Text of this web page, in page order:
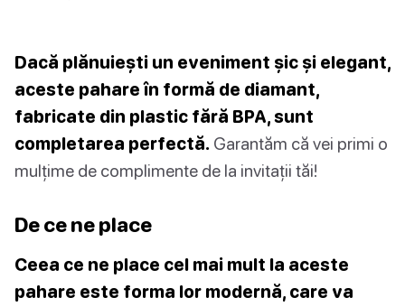
Dacă plănuiești un eveniment șic și elegant,
aceste pahare în formă de diamant,
fabricate din plastic fără BPA, sunt
completarea perfectă. Garantăm că vei primi o
mulțime de complimente de la invitații tăi!
De ce ne place
Ceea ce ne place cel mai mult la aceste
pahare este forma lor modernă, care va